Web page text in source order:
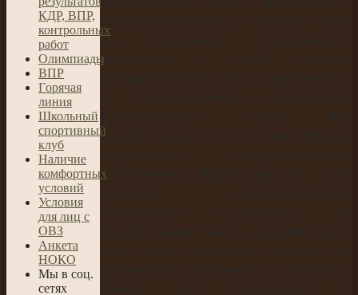
на содержание недвижимого
имущества и особо ценного
приобретенного им за счет средств,
учреждению Краснодарского края
КДР, ВПР,
контрольных
работ
Олимпиады
ВПР
Гoрячая
линия
Школьный
спортивный
клуб
Наличие
комфортных
условий
Условия
для лиц с
ОВЗ
Анкета
НОКО
Мы в соц.
сетях